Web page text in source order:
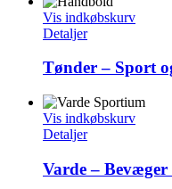
Vis indkøbskurv
Detaljer
Tønder – Sport
Vis indkøbskurv
Detaljer
Varde –